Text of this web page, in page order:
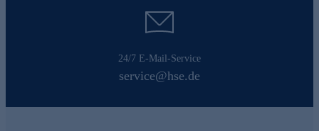
24/7 E-Mail-Service
service@hse.de